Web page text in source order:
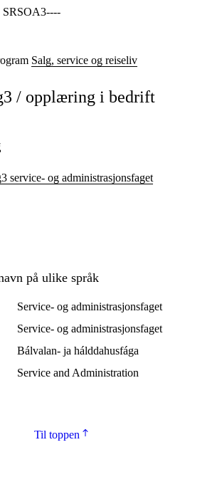
SRSOA3----
Salg, service og reiseliv
/ opplæring i bedrift
service- og administrasjonsfaget
på ulike språk
Service- og administrasjonsfaget
Service- og administrasjonsfaget
Bálvalan- ja hálddahusfága
Service and Administration
Til toppen